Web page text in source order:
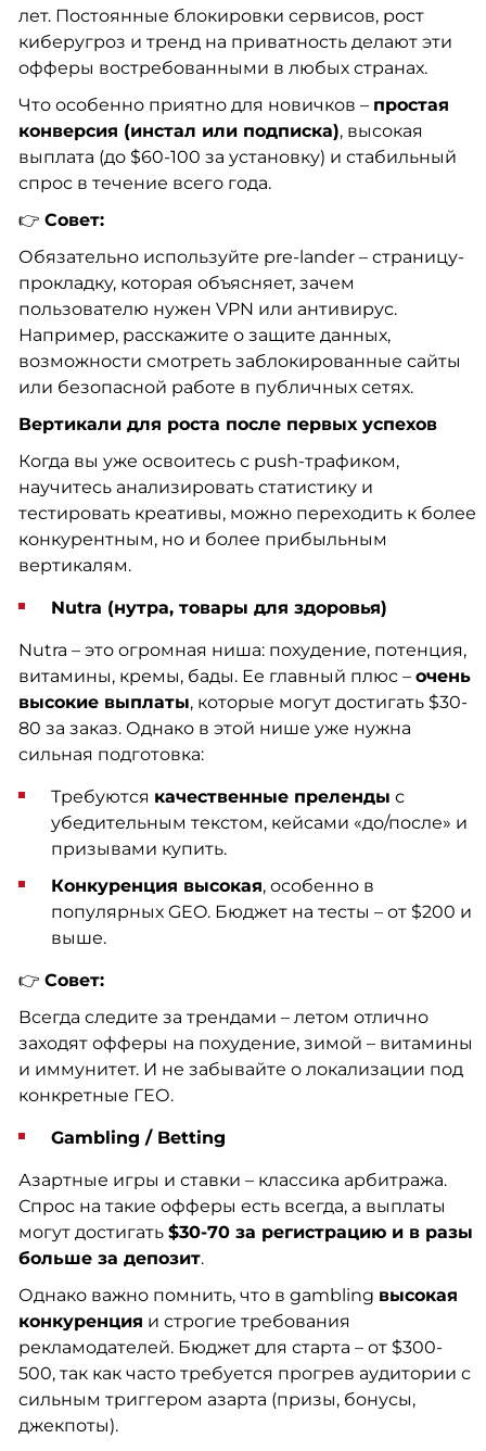
лет. Постоянные блокировки сервисов, рост
киберугроз и тренд на приватность делают эти
офферы востребованными в любых странах.
Что особенно приятно для новичков – простая
конверсия (инстал или подписка), высокая
выплата (до $60-100 за установку) и стабильный
спрос в течение всего года.
👉 Совет:
Обязательно используйте pre-lander – страницу-
прокладку, которая объясняет, зачем
пользователю нужен VPN или антивирус.
Например, расскажите о защите данных,
возможности смотреть заблокированные сайты
или безопасной работе в публичных сетях.
Вертикали для роста после первых успехов
Когда вы уже освоитесь с push-трафиком,
научитесь анализировать статистику и
тестировать креативы, можно переходить к более
конкурентным, но и более прибыльным
вертикалям.
Nutra (нутра, товары для здоровья)
Nutra – это огромная ниша: похудение, потенция,
витамины, кремы, бады. Ее главный плюс – очень
высокие выплаты, которые могут достигать $30-
80 за заказ. Однако в этой нише уже нужна
сильная подготовка:
Требуются качественные преленды с
убедительным текстом, кейсами «до/после» и
призывами купить.
Конкуренция высокая, особенно в
популярных GEO. Бюджет на тесты – от $200 и
выше.
👉 Совет:
Всегда следите за трендами – летом отлично
заходят офферы на похудение, зимой – витамины
и иммунитет. И не забывайте о локализации под
конкретные ГЕО.
Gambling / Betting
Азартные игры и ставки – классика арбитража.
Спрос на такие офферы есть всегда, а выплаты
могут достигать $30-70 за регистрацию и в разы
больше за депозит.
Однако важно помнить, что в gambling высокая
конкуренция и строгие требования
рекламодателей. Бюджет для старта – от $300-
500, так как часто требуется прогрев аудитории с
сильным триггером азарта (призы, бонусы,
джекпоты).